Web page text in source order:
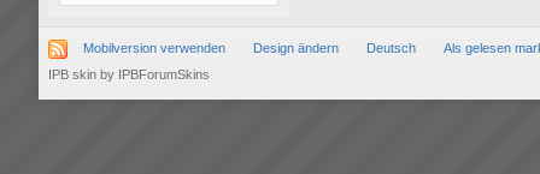
Mobilversion verwenden Design ändern Deutsch
Als gelesen
IPB skin by IPBForumSkins